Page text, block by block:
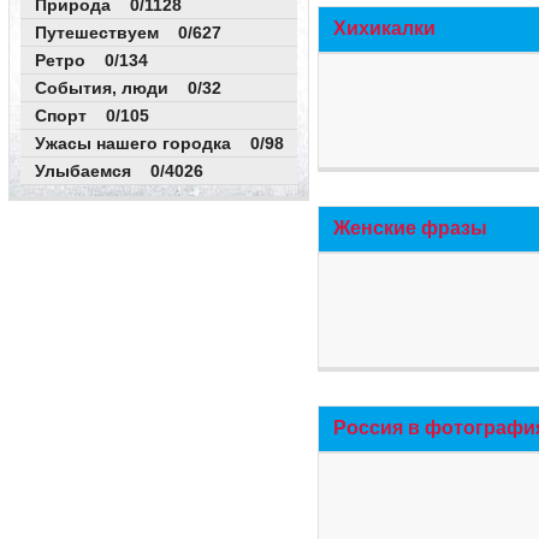
Природа 0/1128
Путешествуем 0/627
Ретро 0/134
События, люди 0/32
Спорт 0/105
Ужасы нашего городка 0/98
Улыбаемся 0/4026
Хихикалки
Женские фразы
Россия в